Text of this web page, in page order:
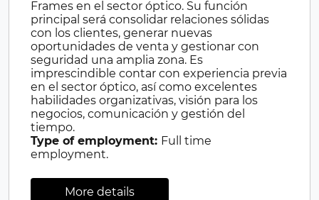
Frames en el sector óptico. Su función
principal será consolidar relaciones sólidas
con los clientes, generar nuevas
oportunidades de venta y gestionar con
seguridad una amplia zona. Es
imprescindible contar con experiencia previa
en el sector óptico, así como excelentes
habilidades organizativas, visión para los
negocios, comunicación y gestión del
tiempo.
Type of employment: Full time
employment.
More details